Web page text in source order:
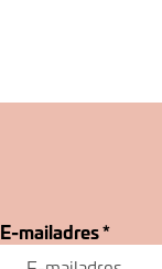
E-mailadres*